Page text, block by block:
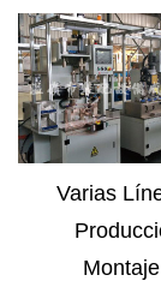
Varias